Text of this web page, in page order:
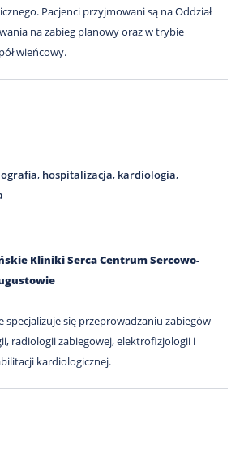
Pacjenci przyjmowani są na Oddział
na zabieg planowy oraz w trybie
wieńcowy.
, hospitalizacja, kardiologia,
Kliniki Serca Centrum Sercowo-
specjalizuje się przeprowadzaniu zabiegów
radiologii zabiegowej, elektrofizjologii i
kardiologicznej.